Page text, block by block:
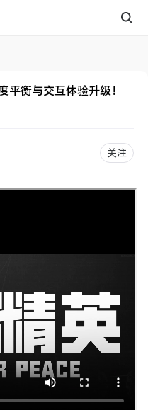
衡与交互体验升级！
关注